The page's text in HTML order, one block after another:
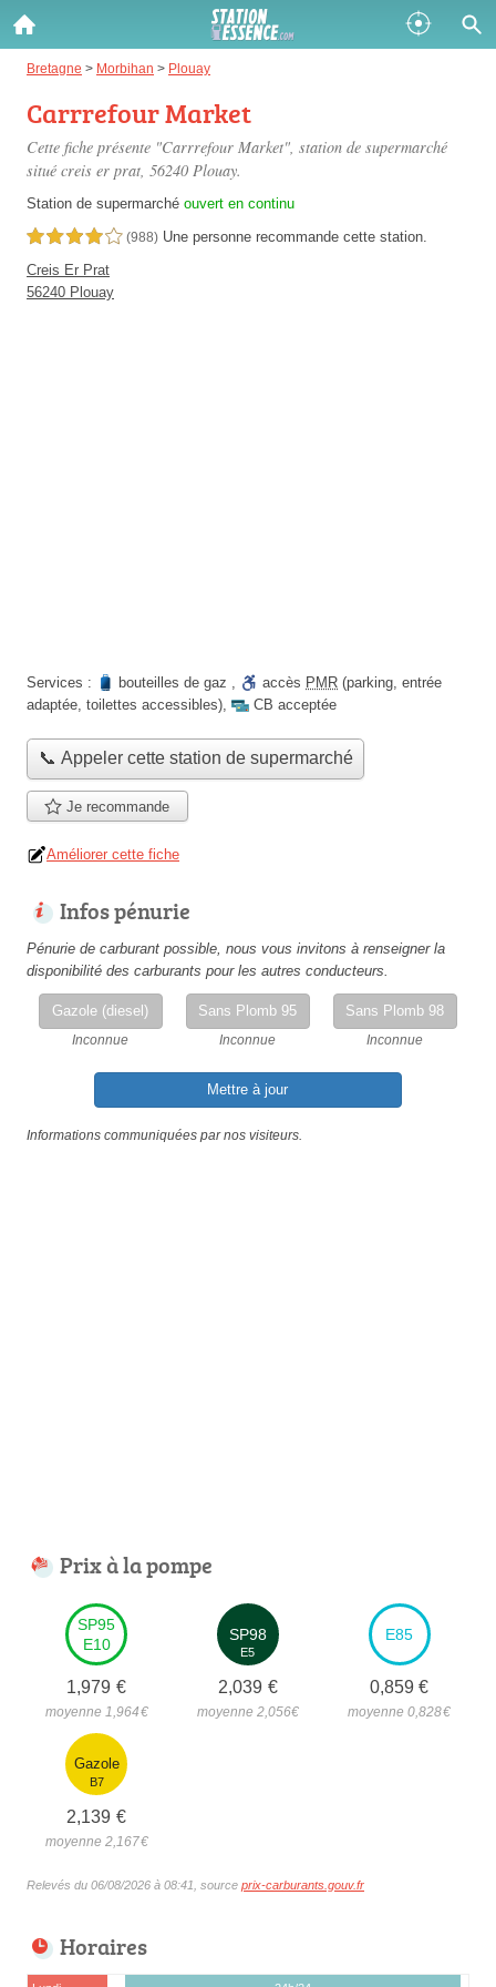
Bretagne > Morbihan > Plouay
Carrrefour Market
Cette fiche présente "Carrrefour Market", station de supermarché
situé creis er prat, 56240 Plouay.
Station de supermarché ouvert en continu
4,0 étoiles sur 5 (988) Une personne recommande cette station.
Creis Er Prat
56240 Plouay
Services : bouteilles de gaz , accès PMR (parking, entrée
adaptée, toilettes accessibles), CB acceptée
📞 Appeler cette station de supermarché
Je recommande
Améliorer cette fiche
Infos pénurie
Pénurie de carburant possible, nous vous invitons à renseigner la
disponibilité des carburants pour les autres conducteurs.
Gazole (diesel)
Inconnue
Sans Plomb 95
Inconnue
Sans Plomb 98
Inconnue
Mettre à jour
Informations communiquées par nos visiteurs.
Prix à la pompe
SP95
E10
1,979 €
moyenne 1,964€
SP98
E5
2,039 €
moyenne 2,056€
E85
0,859 €
moyenne 0,828€
Gazole
B7
2,139 €
moyenne 2,167€
Relevés du 06/08/2026 à 08:41, source prix-carburants.gouv.fr
Horaires
Gazole :
Disponible
SP 98 :
Disponible
SP 95 :